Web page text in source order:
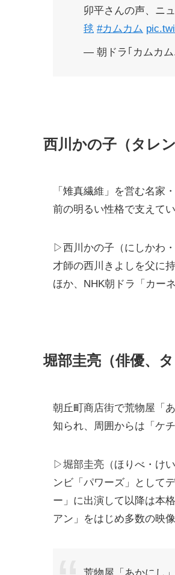
卯平さんの声、ニ
毬 #カムカム
— 朝ドラ｢カムカム
西川かの子（タレ
「雉真繊維」を営む名家
前の明るい性格で支えてい
▷西川かの子（にしかわ
才師の西川きよしを父に
ほか、NHK朝ドラ「カー
堀部圭亮（俳優、
朝丘町商店街で荒物屋「
知られ、周囲からは「ケ
▷堀部圭亮（ほりべ・け
ンビ「パワーズ」として
ー」に出演して以降は本
アン」をはじめ多数の映
荒物屋「あかにし